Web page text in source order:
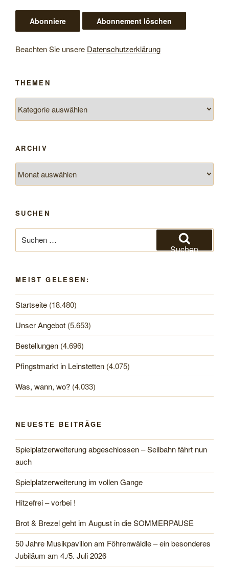
Beachten Sie unsere Datenschutzerklärung
THEMEN
ARCHIV
SUCHEN
nach:
Suchen
MEIST GELESEN:
Startseite (18.480)
Unser Angebot (5.653)
Bestellungen (4.696)
Pfingstmarkt in Leinstetten (4.075)
Was, wann, wo? (4.033)
NEUESTE BEITRÄGE
Spielplatzerweiterung abgeschlossen – Seilbahn fährt nun
auch
Spielplatzerweiterung im vollen Gange
Hitzefrei – vorbei !
Brot & Brezel geht im August in die SOMMERPAUSE
50 Jahre Musikpavillon am Föhrenwäldle – ein besonderes
Jubiläum am 4./5. Juli 2026